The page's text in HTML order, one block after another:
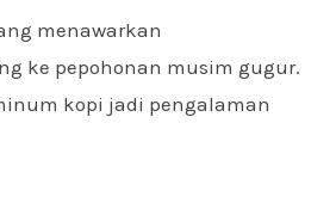
menawarkan
ke pepohonan musim gugur.
kopi jadi pengalaman